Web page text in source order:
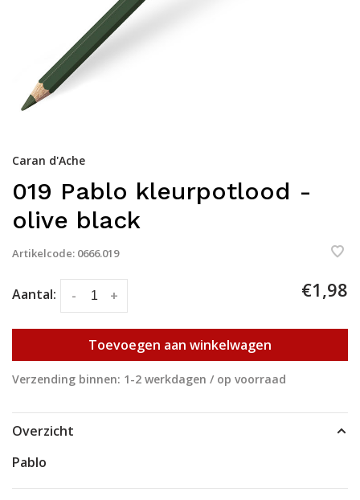
Caran d'Ache
019 Pablo kleurpotlood -
olive black
Artikelcode: 0666.019
Aantal: +
- €1,98
Toevoegen aan winkelwagen
Verzending binnen: 1-2 werkdagen / op voorraad
Overzicht
Pablo